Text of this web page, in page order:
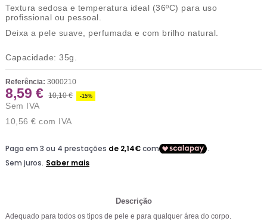
Textura sedosa e temperatura ideal (36ºC) para uso
profissional ou pessoal.
Deixa a pele suave, perfumada e com brilho natural.
Capacidade: 35g.
Referência: 3000210
8,59 € 10,10 € -15%
Sem IVA
10,56 € com IVA
Descrição
Adequado para todos os tipos de pele e para qualquer área do corpo.